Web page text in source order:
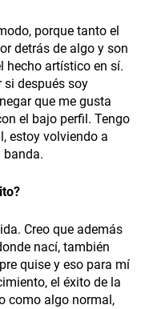
porque tanto el
detrás de algo y son
hecho artístico en sí.
si después soy
que me gusta
el bajo perfil. Tengo
estoy volviendo a
banda.
Creo que además
nací, también
quise y eso para mí
el éxito de la
como algo normal,